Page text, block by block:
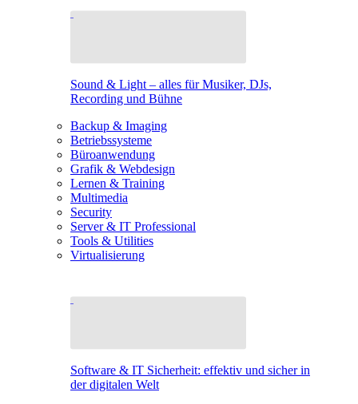
Sound & Light – alles für Musiker, DJs,
Recording und Bühne
Backup & Imaging
Betriebssysteme
Büroanwendung
Grafik & Webdesign
Lernen & Training
Multimedia
Security
Server & IT Professional
Tools & Utilities
Virtualisierung
Software & IT Sicherheit: effektiv und sicher in
der digitalen Welt